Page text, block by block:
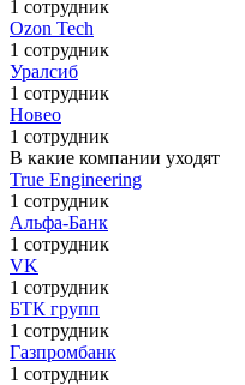
1 сотрудник
Ozon Tech
1 сотрудник
Уралсиб
1 сотрудник
Новео
1 сотрудник
В какие компании уходят
True Engineering
1 сотрудник
Альфа-Банк
1 сотрудник
VK
1 сотрудник
БТК групп
1 сотрудник
Газпромбанк
1 сотрудник